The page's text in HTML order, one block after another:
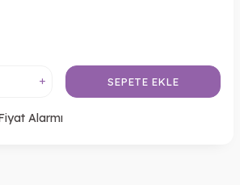
SEPETE EKLE
Alarmı